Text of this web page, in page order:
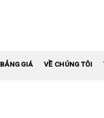
BẢNG GIÁ VỀ CHÚNG TÔI